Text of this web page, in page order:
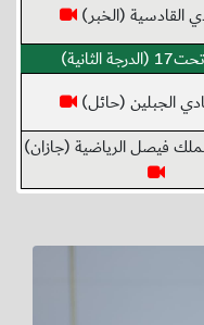
القادسية (الخبر)
الجبلين (حائل)
فيصل الرياضية (جازان)